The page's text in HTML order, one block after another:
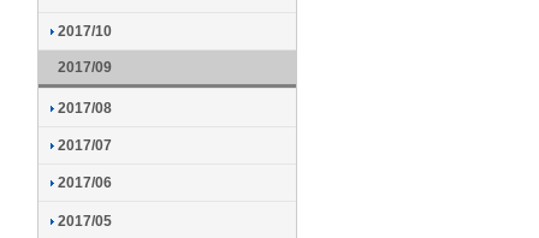
2017/10
2017/09
2017/08
2017/07
2017/06
2017/05